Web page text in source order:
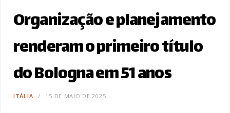
Organização e planejamento
renderam o primeiro título
do Bologna em 51 anos
ITÁLIA 15 DE MAIO DE 2025